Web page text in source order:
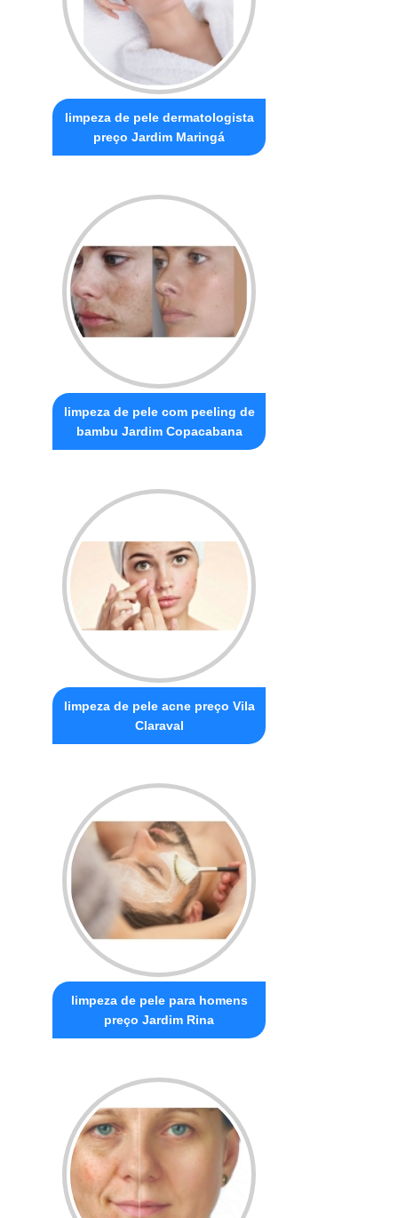
limpeza de pele dermatologista
preço Jardim Maringá
limpeza de pele com peeling de
bambu Jardim Copacabana
limpeza de pele acne preço Vila
Claraval
limpeza de pele para homens
preço Jardim Rina